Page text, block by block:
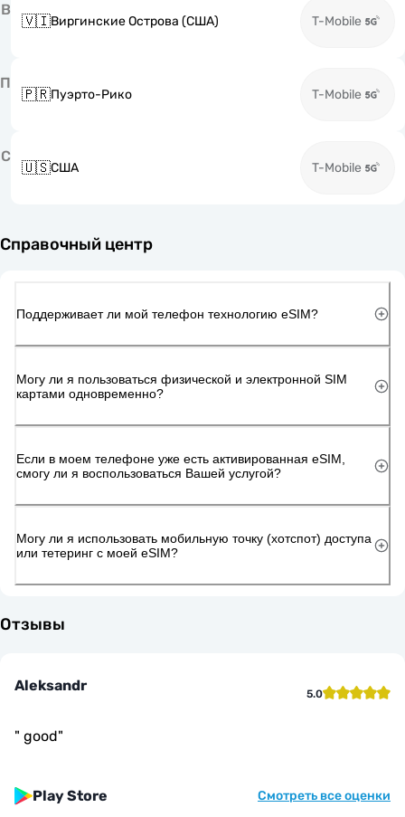
В
🇻🇮Виргинские Острова (США) T-Mobile
П
🇵🇷Пуэрто-Рико T-Mobile
С
🇺🇸США T-Mobile
Справочный центр
Поддерживает ли мой телефон технологию eSIM?
Могу ли я пользоваться физической и электронной SIM
картами одновременно?
Если в моем телефоне уже есть активированная eSIM,
смогу ли я воспользоваться Вашей услугой?
Могу ли я использовать мобильную точку (хотспот) доступа
или тетеринг с моей eSIM?
Отзывы
Aleksandr 5.0
" good"
Play Store Смотреть все оценки